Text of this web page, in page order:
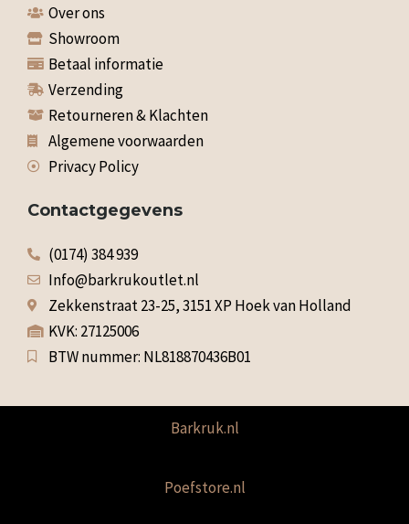
Over ons
Showroom
Betaal informatie
Verzending
Retourneren & Klachten
Algemene voorwaarden
Privacy Policy
Contactgegevens
(0174) 384 939
Info@barkrukoutlet.nl
Zekkenstraat 23-25, 3151 XP Hoek van Holland
KVK: 27125006
BTW nummer: NL818870436B01
Barkruk.nl
Poefstore.nl